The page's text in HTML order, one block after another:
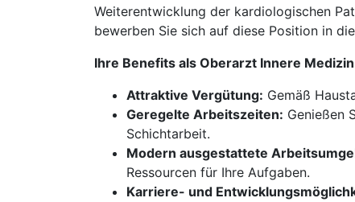
Weiterentwicklung der kardiologischen
bewerben Sie sich auf diese Position in
Ihre Benefits als Oberarzt Innere
Attraktive Vergütung: Gemäß
Geregelte Arbeitszeiten: Genießen
Schichtarbeit.
Modern ausgestattete
Ressourcen für Ihre Aufgaben.
Karriere- und